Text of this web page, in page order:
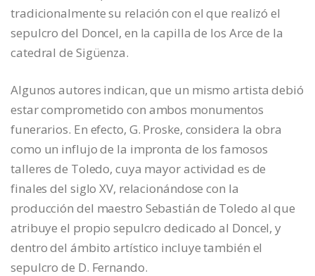
tradicionalmente su relación con el que realizó el
sepulcro del Doncel, en la capilla de los Arce de la
catedral de Sigüenza.
Algunos autores indican, que un mismo artista debió
estar comprometido con ambos monumentos
funerarios. En efecto, G. Proske, considera la obra
como un influjo de la impronta de los famosos
talleres de Toledo, cuya mayor actividad es de
finales del siglo XV, relacionándose con la
producción del maestro Sebastián de Toledo al que
atribuye el propio sepulcro dedicado al Doncel, y
dentro del ámbito artístico incluye también el
sepulcro de D. Fernando.